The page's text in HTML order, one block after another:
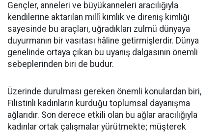
Gençler, anneleri ve büyükanneleri aracılığıyla
kendilerine aktarılan millî kimlik ve direniş kimliği
sayesinde bu araçları, uğradıkları zulmü dünyaya
duyurmanın bir vasıtası hâline getirmişlerdir. Dünya
genelinde ortaya çıkan bu uyanış dalgasının önemli
sebeplerinden biri de budur.
Üzerinde durulması gereken önemli konulardan biri,
Filistinli kadınların kurduğu toplumsal dayanışma
ağlarıdır. Son derece etkili olan bu ağlar aracılığıyla
kadınlar ortak çalışmalar yürütmekte; müşterek